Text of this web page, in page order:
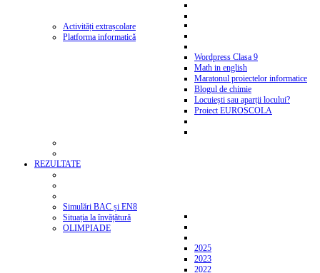
Activități extrașcolare
Platforma informatică
Wordpress Clasa 9
Math in english
Maratonul proiectelor informatice
Blogul de chimie
Locuiești sau aparții locului?
Proiect EUROSCOLA
REZULTATE
Simulări BAC și EN8
Situația la învățătură
OLIMPIADE
2025
2023
2022